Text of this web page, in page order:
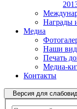
Награды
Медиа
Наши
Печать
Медиа-
Контакты
Версия для